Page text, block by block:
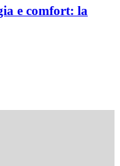
e comfort: la